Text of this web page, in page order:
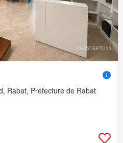
Rabat, Préfecture de Rabat